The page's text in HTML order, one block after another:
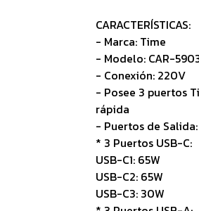
CARACTERÍSTICAS:
- Marca: Time
- Modelo: CAR-
- Conexión: 220V
- Posee 3 puertos
rápida
- Puertos de Salida:
* 3 Puertos USB-C:
USB-C1: 65W
USB-C2: 65W
USB-C3: 30W